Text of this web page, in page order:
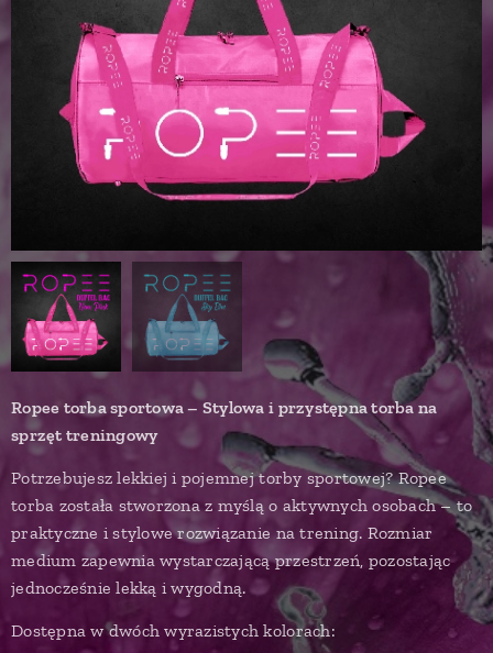
Ropee torba sportowa – Stylowa i przystępna torba na
sprzęt treningowy
Potrzebujesz lekkiej i pojemnej torby sportowej? Ropee
torba została stworzona z myślą o aktywnych osobach – to
praktyczne i stylowe rozwiązanie na trening. Rozmiar
medium zapewnia wystarczającą przestrzeń, pozostając
jednocześnie lekką i wygodną.
Dostępna w dwóch wyrazistych kolorach: